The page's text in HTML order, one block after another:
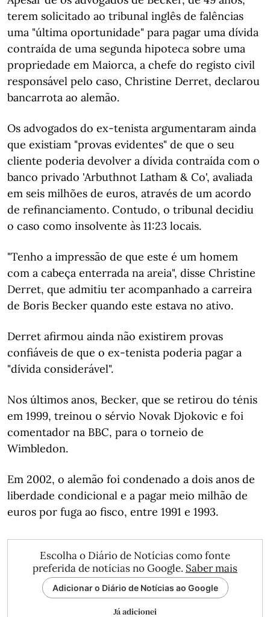
terem solicitado ao tribunal inglês de falências
uma "última oportunidade" para pagar uma dívida
contraída de uma segunda hipoteca sobre uma
propriedade em Maiorca, a chefe do registo civil
responsável pelo caso, Christine Derret, declarou
bancarrota ao alemão.
Os advogados do ex-tenista argumentaram ainda
que existiam "provas evidentes" de que o seu
cliente poderia devolver a dívida contraída com o
banco privado 'Arbuthnot Latham & Co', avaliada
em seis milhões de euros, através de um acordo
de refinanciamento. Contudo, o tribunal decidiu
o caso como insolvente às 11:23 locais.
"Tenho a impressão de que este é um homem
com a cabeça enterrada na areia", disse Christine
Derret, que admitiu ter acompanhado a carreira
de Boris Becker quando este estava no ativo.
Derret afirmou ainda não existirem provas
confiáveis de que o ex-tenista poderia pagar a
"dívida considerável".
Nos últimos anos, Becker, que se retirou do ténis
em 1999, treinou o sérvio Novak Djokovic e foi
comentador na BBC, para o torneio de
Wimbledon.
Em 2002, o alemão foi condenado a dois anos de
liberdade condicional e a pagar meio milhão de
euros por fuga ao fisco, entre 1991 e 1993.
Escolha o Diário de Notícias como fonte
preferida de notícias no Google. Saber mais
Adicionar o Diário de Notícias ao Google
Já adicionei